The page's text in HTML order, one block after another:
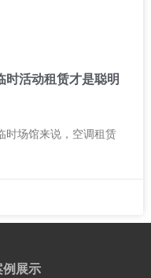
时活动租赁才是聪明
时场馆来说，空调租赁
例展示